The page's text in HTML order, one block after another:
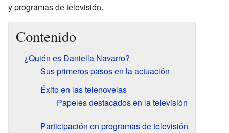
y programas de televisión.
Contenido
¿Quién es Daniella Navarro?
Sus primeros pasos en la actuación
Éxito en las telenovelas
Papeles destacados en la televisión
Participación en programas de televisión